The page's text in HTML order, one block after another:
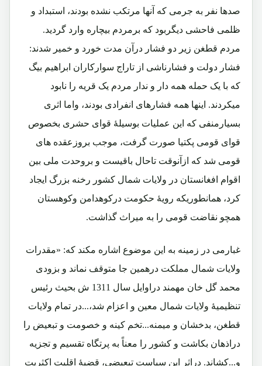
صدها نفر به جرمی که آنها مرتکب نشده بودند، استبداد و
ظلمی فاحشی دیگربود که برمردم بیچاره وارد گردید.
مردم قطغن زیر دو فشار درآن مدت خورد و خمیر شدند:
فشار دولت و فشارناشی از تاراج سوارکاران ابراهیم بیگ
که با یک حمله همه دار و ندار مردم یک قریه را نابود
میکردند. اینها همه فشارهای انفرادی بودند، واما اثری
بسیارمنفی که این عملیات بوسیلۀ قوای حشری بخصوص
قوای قومی پکتیا صورت گرفت، موجب بروزعقده های
قومی شد که ازآنوقت تاحال باقیست و بروحدت ملی بین
اقوام افغانستان در ولایات شمال کشور رخنه بزرگ ایجاد
کرد، همانطوریکه رویۀ حکومت درکوهدامن وکوهستان
همچو نقاضت قومی را به میراث گذاشت.
غبارمی در زمینه به این موضوع اشاره مکند که: «مقدرات
ولایات شمال مملکت درهمین جا متوقف نماند و بزودی
محمد گل خان مهمند دراوایل سال 1311 ش بحیث رئیس
تنظیمیۀ ولایات شمال معین و اعزام شد،...در تمام ولایات
قطغن، بدخشان و میمنه...تخم کینه و خصومت و تبعیض را
دراذهان بکاشت و کشور را معناً به پرتگاه تقسیم و تجزیه
و...کشاند. دراثر این سیاست تبعیضی، قضیۀ اقلیت اکثریت